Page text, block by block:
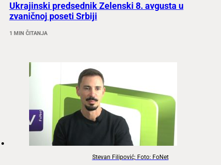
Ukrajinski predsednik Zelenski 8. avgusta u
zvaničnoj poseti Srbiji
1 MIN ČITANJA
Stevan Filipović; Foto: FoNet